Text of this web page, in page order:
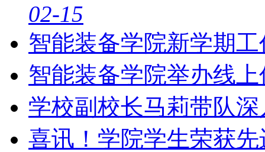
02-15
智能装备学院新学期
智能装备学院举办线
学校副校长马莉带队
喜讯！学院学生荣获